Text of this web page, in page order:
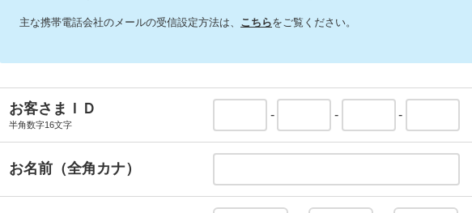
主な携帯電話会社のメールの受信設定方法は、 こちらをご覧ください。
お客さまＩＤ
半角数字16文字
- - -
お名前（全角カナ）